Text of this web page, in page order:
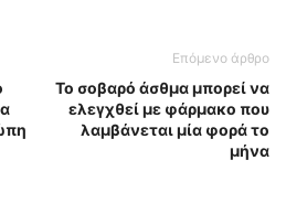
Επόμενο άρθρο
Το σοβαρό άσθμα μπορεί να
ελεγχθεί με φάρμακο που
λαμβάνεται μία φορά το
μήνα